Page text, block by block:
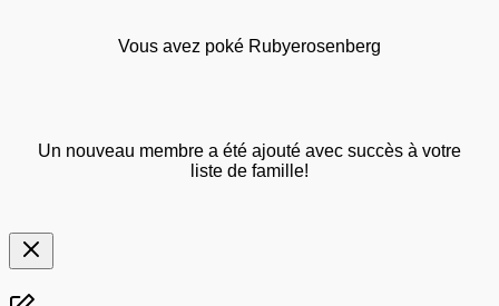
Vous avez poké Rubyerosenberg
Un nouveau membre a été ajouté avec succès à votre
liste de famille!